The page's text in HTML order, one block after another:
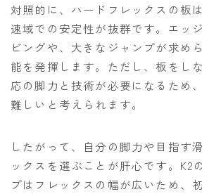
対照的に、ハードフレックスの板
速域での安定性が抜群です。エッ
ビングや、大きなジャンプが求め
能を発揮します。ただし、板をし
応の脚力と技術が必要になるため
難しいと考えられます。
したがって、自分の脚力や目指す
ックスを選ぶことが肝心です。K2
プはフレックスの幅が広いため、